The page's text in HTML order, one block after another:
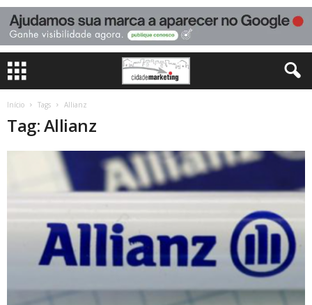
Início Tags Allianz
Tag: Allianz